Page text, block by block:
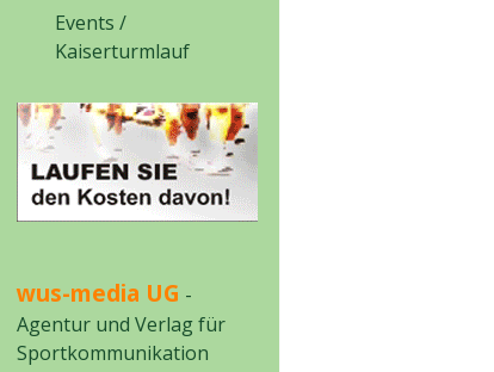
Events /
Kaiserturmlauf
wus-media UG -
Agentur und Verlag für
Sportkommunikation